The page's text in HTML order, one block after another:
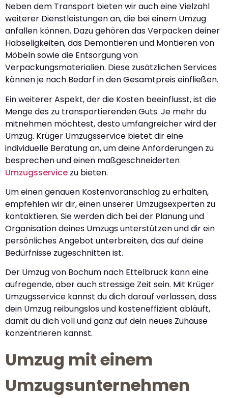
Neben dem Transport bieten wir auch eine Vielzahl
weiterer Dienstleistungen an, die bei einem Umzug
anfallen können. Dazu gehören das Verpacken deiner
Habseligkeiten, das Demontieren und Montieren von
Möbeln sowie die Entsorgung von
Verpackungsmaterialien. Diese zusätzlichen Services
können je nach Bedarf in den Gesamtpreis einfließen.
Ein weiterer Aspekt, der die Kosten beeinflusst, ist die
Menge des zu transportierenden Guts. Je mehr du
mitnehmen möchtest, desto umfangreicher wird der
Umzug. Krüger Umzugsservice bietet dir eine
individuelle Beratung an, um deine Anforderungen zu
besprechen und einen maßgeschneiderten
Umzugsservice zu bieten.
Um einen genauen Kostenvoranschlag zu erhalten,
empfehlen wir dir, einen unserer Umzugsexperten zu
kontaktieren. Sie werden dich bei der Planung und
Organisation deines Umzugs unterstützen und dir ein
persönliches Angebot unterbreiten, das auf deine
Bedürfnisse zugeschnitten ist.
Der Umzug von Bochum nach Ettelbruck kann eine
aufregende, aber auch stressige Zeit sein. Mit Krüger
Umzugsservice kannst du dich darauf verlassen, dass
dein Umzug reibungslos und kosteneffizient abläuft,
damit du dich voll und ganz auf dein neues Zuhause
konzentrieren kannst.
Umzug mit einem
Umzugsunternehmen